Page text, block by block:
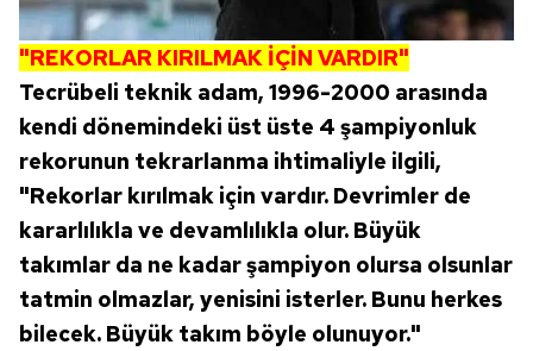
"REKORLAR KIRILMAK İÇİN VARDIR"
Tecrübeli teknik adam, 1996-2000 arasında
kendi dönemindeki üst üste 4 şampiyonluk
rekorunun tekrarlanma ihtimaliyle ilgili,
"Rekorlar kırılmak için vardır. Devrimler de
kararlılıkla ve devamlılıkla olur. Büyük
takımlar da ne kadar şampiyon olursa olsunlar
tatmin olmazlar, yenisini isterler. Bunu herkes
bilecek. Büyük takım böyle olunuyor."